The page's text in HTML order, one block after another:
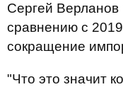
Сергей Верланов
сравнению с
сокращение
"Что это значит